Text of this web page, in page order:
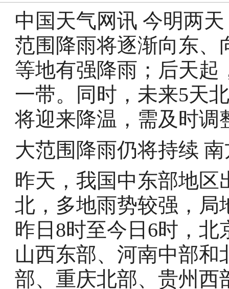
中国天气网讯 今明两
范围降雨将逐渐向东、
等地有强降雨；后天起
一带。同时，未来5天
将迎来降温，需及时调
大范围降雨仍将持续
昨天，我国中东部地
北，多地雨势较强，局
昨日8时至今日6时，
山西东部、河南中部
部、重庆北部、贵州西